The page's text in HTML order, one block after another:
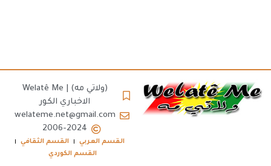
(ولاتي مه) | Welatê Me
الاخباري الكور
welateme.net@gmail.com
2006-2024
القسم العربي
القسم الثقافي
القسم الكوردي